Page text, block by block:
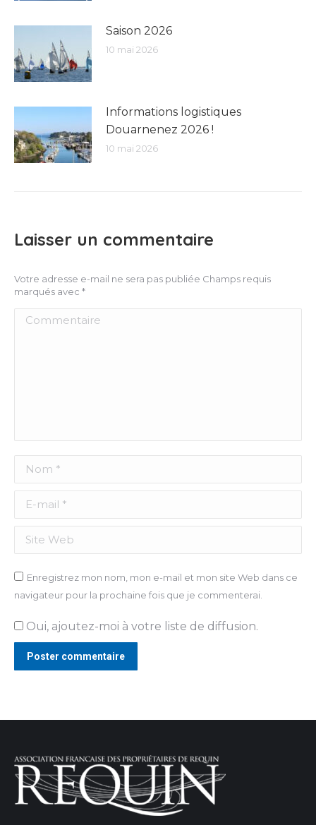
Saison 2026
10 mai 2026
Informations logistiques
Douarnenez 2026 !
10 mai 2026
Laisser un commentaire
Votre adresse e-mail ne sera pas publiée Champs requis
marqués avec *
Commentaire
Nom *
E-mail *
Site Web
Enregistrez mon nom, mon e-mail et mon site Web dans ce
navigateur pour la prochaine fois que je commenterai.
Oui, ajoutez-moi à votre liste de diffusion.
Poster commentaire